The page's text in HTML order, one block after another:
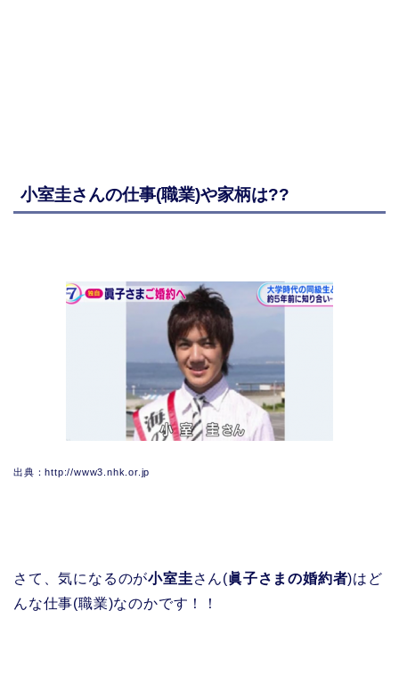
小室圭さんの仕事(職業)や家柄は??
出典：http://www3.nhk.or.jp
さて、気になるのが小室圭さん(眞子さまの婚約者)はど
んな仕事(職業)なのかです！！